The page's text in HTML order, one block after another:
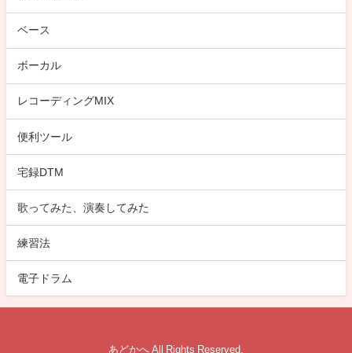
ベース
ボーカル
レコーディングMIX
便利ツール
宅録DTM
歌ってみた、演奏してみた
練習法
電子ドラム
あどかへ All Rights Reserved.